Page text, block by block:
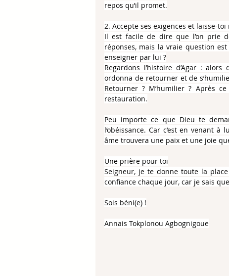
repos qu’il promet.
2. Accepte ses exigences et laisse-
Il est facile de dire que l’on prie
réponses, mais la vraie question
enseigner par lui ?
Regardons l’histoire d’Agar :
ordonna de retourner et de
Retourner ? M’humilier ? Après
restauration.
Peu importe ce que Dieu te
l’obéissance. Car c’est en venant
âme trouvera une paix et une joie
Une prière pour toi
Seigneur, je te donne toute la
confiance chaque jour, car je sais
Sois béni(e) !
Annais Tokplonou Agbognigoue